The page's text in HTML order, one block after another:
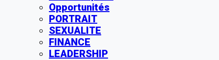
Opportunités
PORTRAIT
SEXUALITE
FINANCE
LEADERSHIP